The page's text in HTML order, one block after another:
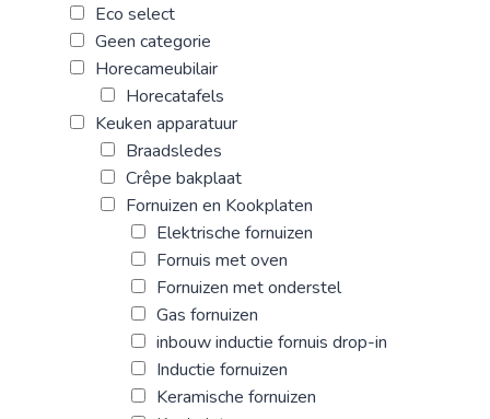
Eco select
Geen categorie
Horecameubilair
Horecatafels
Keuken apparatuur
Braadsledes
Crêpe bakplaat
Fornuizen en Kookplaten
Elektrische fornuizen
Fornuis met oven
Fornuizen met onderstel
Gas fornuizen
inbouw inductie fornuis drop-in
Inductie fornuizen
Keramische fornuizen